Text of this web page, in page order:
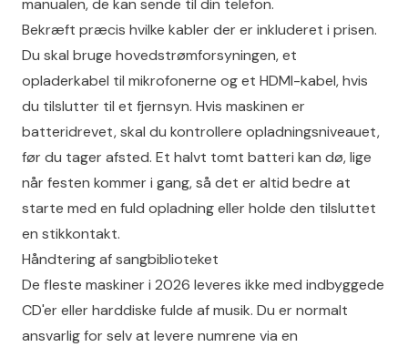
Bekræft præcis hvilke kabler der er inkluderet i prisen.
Du skal bruge hovedstrømforsyningen, et
opladerkabel til mikrofonerne og et HDMI-kabel, hvis
du tilslutter til et fjernsyn. Hvis maskinen er
batteridrevet, skal du kontrollere opladningsniveauet,
før du tager afsted. Et halvt tomt batteri kan dø, lige
når festen kommer i gang, så det er altid bedre at
starte med en fuld opladning eller holde den tilsluttet
en stikkontakt.
Håndtering af sangbiblioteket
De fleste maskiner i 2026 leveres ikke med indbyggede
CD'er eller harddiske fulde af musik. Du er normalt
ansvarlig for selv at levere numrene via en